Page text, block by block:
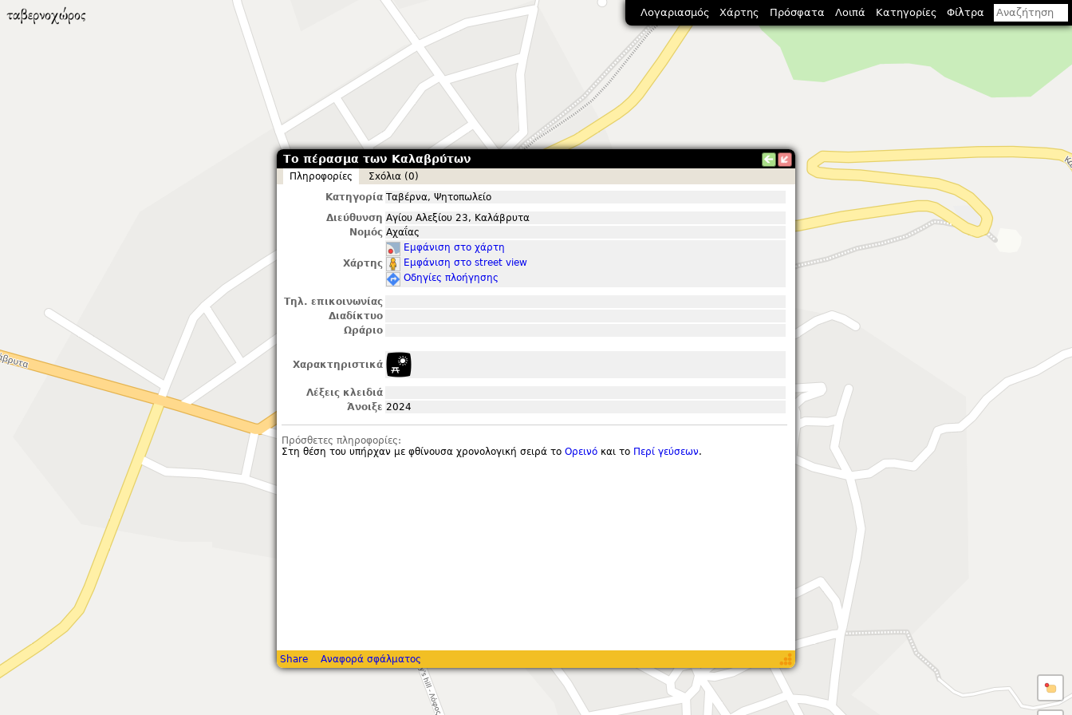
Το πέρασμα των Καλαβρύτων
Πληροφορίες
Σxόλια (0)
Κατηγορία Ταβέρνα, Ψητοπωλείο
Διεύθυνση Αγίου Αλεξίου 23, Καλάβρυτα
Νομός Αχαΐας
Χάρτης
Εμφάνιση στο χάρτη
Εμφάνιση στο street view
Οδηγίες πλοήγησης
Τηλ. επικοινωνίας
Διαδίκτυο
Ωράριο
Χαρακτηριστικά
Λέξεις κλειδιά
Άνοιξε 2024
Πρόσθετες πληροφορίες:
Στη θέση του υπήρχαν με φθίνουσα χρονολογική σειρά το Ορεινό και το Περί γεύσεων.
Share Αναφορά σφάλματος
Λογαριασμός Χάρτης Πρόσφατα Λοιπά Κατηγορίες Φίλτρα